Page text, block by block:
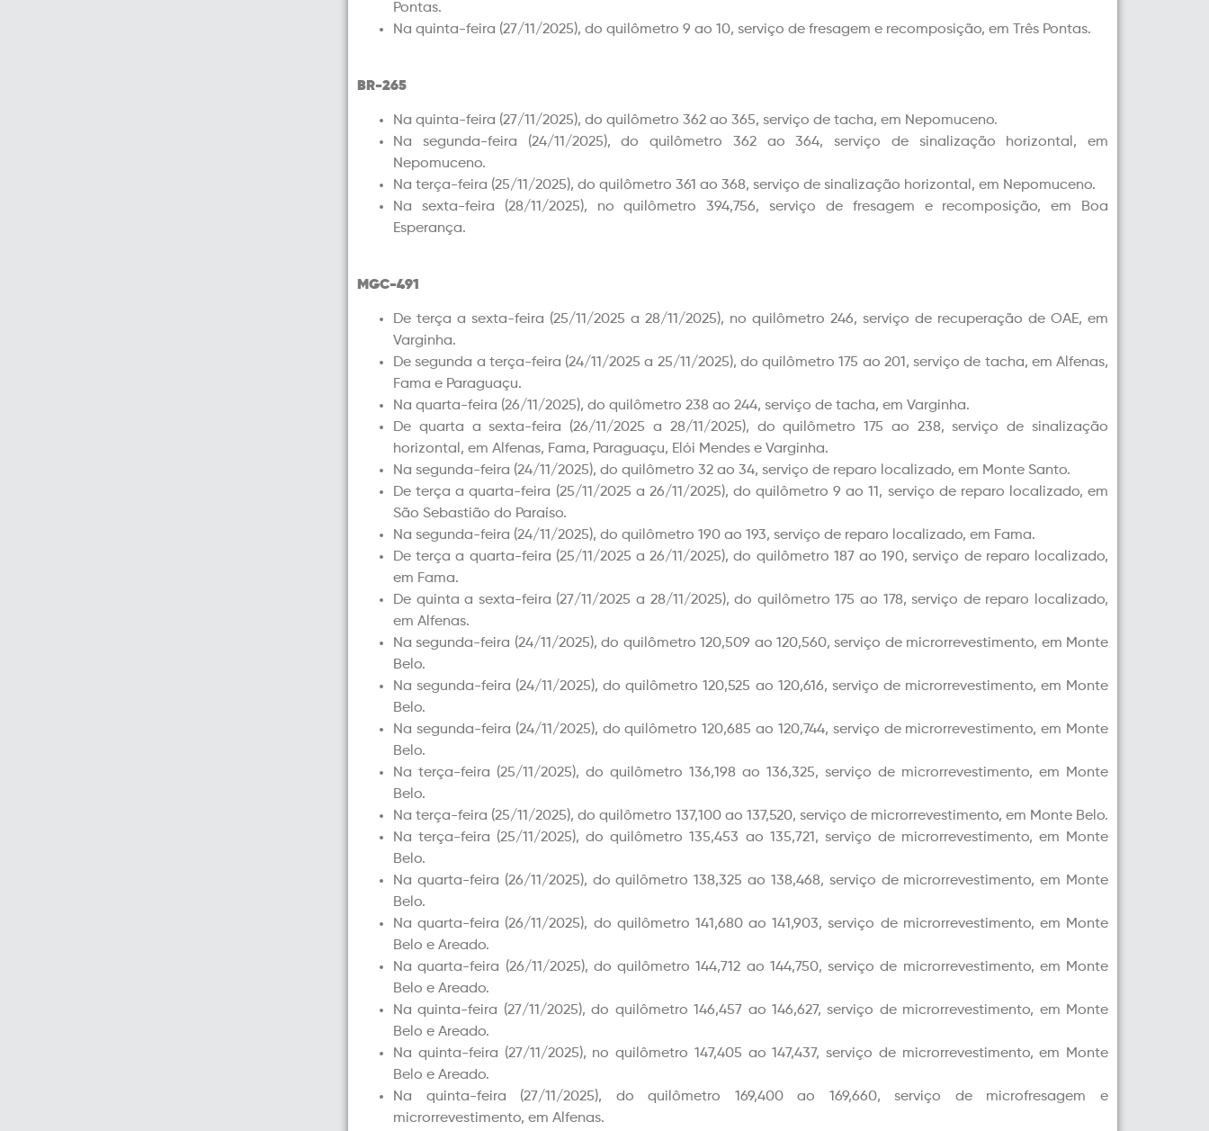
Pontas.
Na quinta-feira (27/11/2025), do quilômetro 9 ao 10, serviço de fresagem e recomposição, em Três Pontas.
BR-265
Na quinta-feira (27/11/2025), do quilômetro 362 ao 365, serviço de tacha, em Nepomuceno.
Na segunda-feira (24/11/2025), do quilômetro 362 ao 364, serviço de sinalização horizontal, em
Nepomuceno.
Na terça-feira (25/11/2025), do quilômetro 361 ao 368, serviço de sinalização horizontal, em Nepomuceno.
Na sexta-feira (28/11/2025), no quilômetro 394,756, serviço de fresagem e recomposição, em Boa
Esperança.
MGC-491
De terça a sexta-feira (25/11/2025 a 28/11/2025), no quilômetro 246, serviço de recuperação de OAE, em
Varginha.
De segunda a terça-feira (24/11/2025 a 25/11/2025), do quilômetro 175 ao 201, serviço de tacha, em Alfenas,
Fama e Paraguaçu.
Na quarta-feira (26/11/2025), do quilômetro 238 ao 244, serviço de tacha, em Varginha.
De quarta a sexta-feira (26/11/2025 a 28/11/2025), do quilômetro 175 ao 238, serviço de sinalização
horizontal, em Alfenas, Fama, Paraguaçu, Elói Mendes e Varginha.
Na segunda-feira (24/11/2025), do quilômetro 32 ao 34, serviço de reparo localizado, em Monte Santo.
De terça a quarta-feira (25/11/2025 a 26/11/2025), do quilômetro 9 ao 11, serviço de reparo localizado, em
São Sebastião do Paraíso.
Na segunda-feira (24/11/2025), do quilômetro 190 ao 193, serviço de reparo localizado, em Fama.
De terça a quarta-feira (25/11/2025 a 26/11/2025), do quilômetro 187 ao 190, serviço de reparo localizado,
em Fama.
De quinta a sexta-feira (27/11/2025 a 28/11/2025), do quilômetro 175 ao 178, serviço de reparo localizado,
em Alfenas.
Na segunda-feira (24/11/2025), do quilômetro 120,509 ao 120,560, serviço de microrrevestimento, em Monte
Belo.
Na segunda-feira (24/11/2025), do quilômetro 120,525 ao 120,616, serviço de microrrevestimento, em Monte
Belo.
Na segunda-feira (24/11/2025), do quilômetro 120,685 ao 120,744, serviço de microrrevestimento, em Monte
Belo.
Na terça-feira (25/11/2025), do quilômetro 136,198 ao 136,325, serviço de microrrevestimento, em Monte
Belo.
Na terça-feira (25/11/2025), do quilômetro 137,100 ao 137,520, serviço de microrrevestimento, em Monte Belo.
Na terça-feira (25/11/2025), do quilômetro 135,453 ao 135,721, serviço de microrrevestimento, em Monte
Belo.
Na quarta-feira (26/11/2025), do quilômetro 138,325 ao 138,468, serviço de microrrevestimento, em Monte
Belo.
Na quarta-feira (26/11/2025), do quilômetro 141,680 ao 141,903, serviço de microrrevestimento, em Monte
Belo e Areado.
Na quarta-feira (26/11/2025), do quilômetro 144,712 ao 144,750, serviço de microrrevestimento, em Monte
Belo e Areado.
Na quinta-feira (27/11/2025), do quilômetro 146,457 ao 146,627, serviço de microrrevestimento, em Monte
Belo e Areado.
Na quinta-feira (27/11/2025), no quilômetro 147,405 ao 147,437, serviço de microrrevestimento, em Monte
Belo e Areado.
Na quinta-feira (27/11/2025), do quilômetro 169,400 ao 169,660, serviço de microfresagem e
microrrevestimento, em Alfenas.